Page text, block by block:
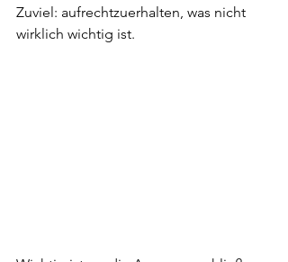
Zuviel: aufrechtzuerhalten, was nicht
wirklich wichtig ist.